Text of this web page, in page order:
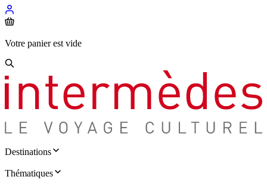
Votre panier est vide
Destinations
Thématiques